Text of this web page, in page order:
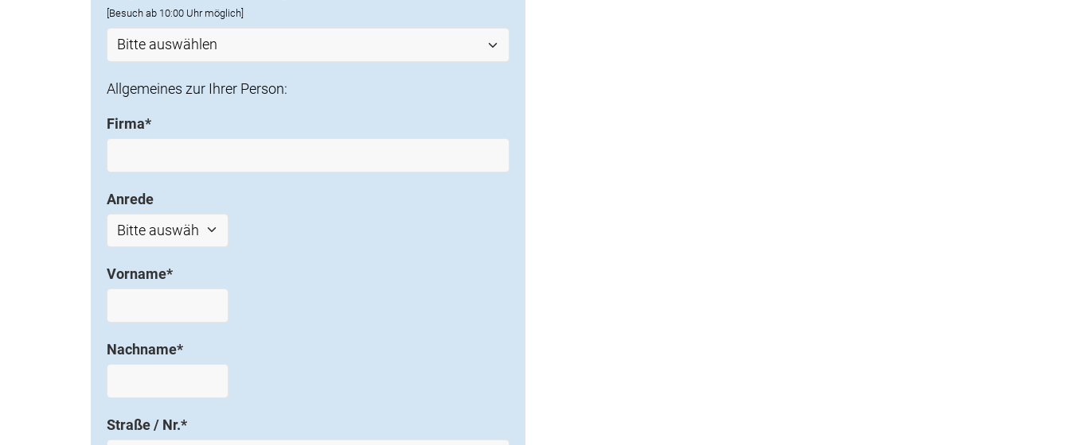
[Besuch ab 10:00 Uhr möglich]
Allgemeines zur Ihrer Person:
Firma*
Anrede
Vorname*
Nachname*
Straße / Nr.*